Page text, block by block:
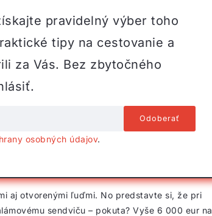
pravidelný výber toho
tipy na cestovanie a
za Vás. Bez zbytočného
osobných údajov.
aj otvorenými ľuďmi. No predstavte si, že pri
sendviču – pokuta? Vyše 6 000 eur na